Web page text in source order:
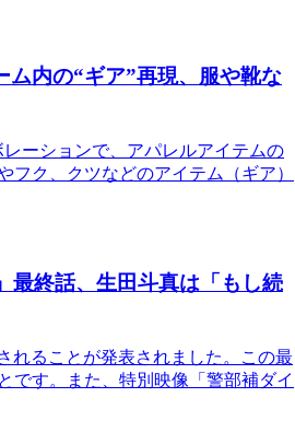
内の“ギア”再現、服や靴な
ーションで、アパレルアイテムの
ク、クツなどのアイテム（ギア）
最終話、生田斗真は「もし続
れることが発表されました。この最
です。また、特別映像「警部補ダイ